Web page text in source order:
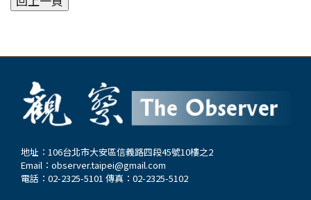
地址：106台北市大安區信義路四段45號10樓之2
Email： observer.taipei@gmail.com
電話：02-2325-5101 傳真：02-2325-5102